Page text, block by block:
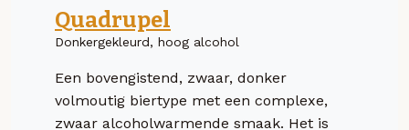
Quadrupel
Donkergekleurd, hoog alcohol
Een bovengistend, zwaar, donker
volmoutig biertype met een complexe,
zwaar alcoholwarmende smaak. Het is